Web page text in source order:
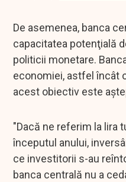
De asemenea, banca
capacitatea potenţială
politicii monetare.
economiei, astfel încât
acest obiectiv este
"Dacă ne referim la lira
începutul anului,
ce investitorii s-au
banca centrală nu a